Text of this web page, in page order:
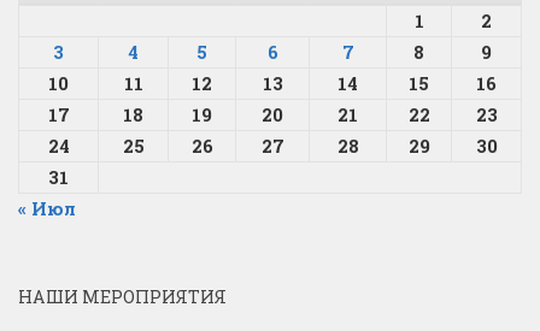
1
2
3
4 5 6 7 8
9
10
11 12 13 14 15
16
17
18 19 20 21 22
23
24
25 26 27 28 29
30
31
« Июл
НАШИ МЕРОПРИЯТИЯ